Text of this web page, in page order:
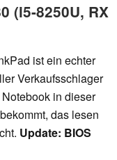
(i5-8250U, RX
ist ein echter
Verkaufsschlager
in dieser
das lesen
Update: BIOS